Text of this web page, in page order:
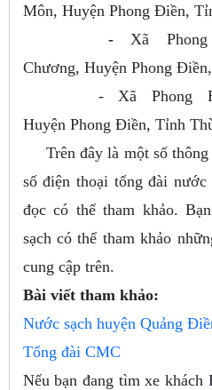
Môn, Huyện Phong Điền,
- Xã
Chương, Huyện Phong
- Xã Phong
Huyện Phong Điền, Tỉnh
Trên đây là một số thông
số điện thoại tổng đài nước
đọc có thể tham khảo.
sạch có thể tham khảo
cung cập trên.
Bài viết tham khảo:
Nước sạch huyện Quảng
Tổng đài CMC
Nếu bạn đang tìm xe